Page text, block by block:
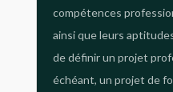
compétences
ainsi que leurs
de définir un projet
échéant, un projet de